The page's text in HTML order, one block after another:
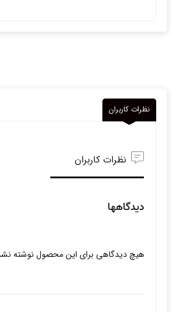
نظرات کاربران
نظرات کاربران
دیدگاهها
هیچ دیدگاهی برای این محصول نوشته